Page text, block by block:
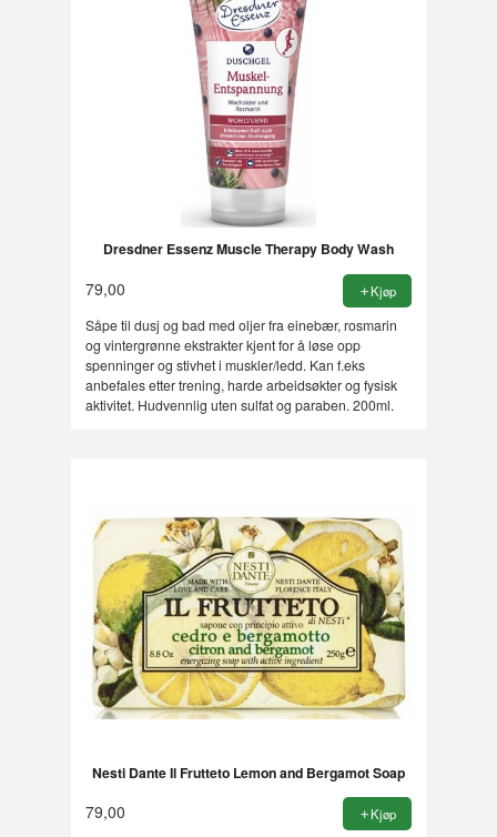
Dresdner Essenz Muscle Therapy Body Wash
79,00 Kjøp
Såpe til dusj og bad med oljer fra einebær, rosmarin
og vintergrønne ekstrakter kjent for å løse opp
spenninger og stivhet i muskler/ledd. Kan f.eks
anbefales etter trening, harde arbeidsøkter og fysisk
aktivitet. Hudvennlig uten sulfat og paraben. 200ml.
Nesti Dante Il Frutteto Lemon and Bergamot Soap
79,00 Kjøp